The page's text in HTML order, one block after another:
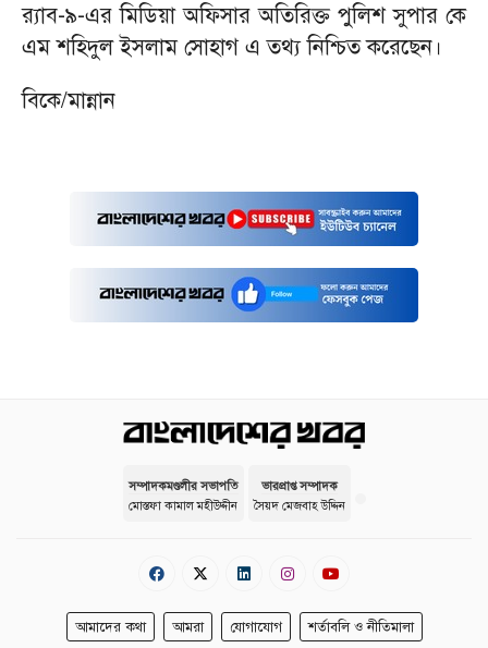
র‌্যাব-৯-এর মিডিয়া অফিসার অতিরিক্ত পুলিশ সুপার কে
এম শহিদুল ইসলাম সোহাগ এ তথ্য নিশ্চিত করেছেন।
বিকে/মান্নান
সম্পাদকমণ্ডলীর সভাপতি
মোস্তফা কামাল মহীউদ্দীন
ভারপ্রাপ্ত সম্পাদক
সৈয়দ মেজবাহ উদ্দিন
আমাদের কথা আমরা যোগাযোগ শর্তাবলি ও নীতিমালা